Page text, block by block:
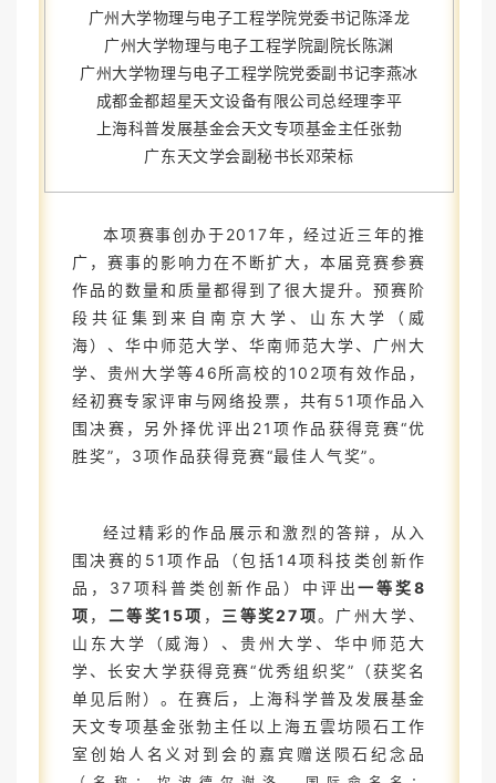
广州大学物理与电子工程学院党委书记陈泽龙
广州大学物理与电子工程学院副院长陈渊
广州大学物理与电子工程学院党委副书记李燕冰
成都金都超星天文设备有限公司总经理李平
上海科普发展基金会天文专项基金主任张勃
广东天文学会副秘书长邓荣标
本项赛事创办于2017年，经过近三年的推
广，赛事的影响力在不断扩大，本届竞赛参赛
作品的数量和质量都得到了很大提升。预赛阶
段共征集到来自南京大学、山东大学（威
海）、华中师范大学、华南师范大学、广州大
学、贵州大学等46所高校的102项有效作品，
经初赛专家评审与网络投票，共有51项作品入
围决赛，另外择优评出21项作品获得竞赛“优
胜奖”，3项作品获得竞赛“最佳人气奖”。
经过精彩的作品展示和激烈的答辩，从入
围决赛的51项作品（包括14项科技类创新作
品，37项科普类创新作品）中评出一等奖8
项 ， 二等奖15项 ， 三等奖27项。广州大学、
山东大学（威海）、贵州大学、华中师范大
学、长安大学获得竞赛“优秀组织奖”（获奖名
单见后附）。在赛后，上海科学普及发展基金
天文专项基金张勃主任以上海五雲坊陨石工作
室创始人名义对到会的嘉宾赠送陨石纪念品